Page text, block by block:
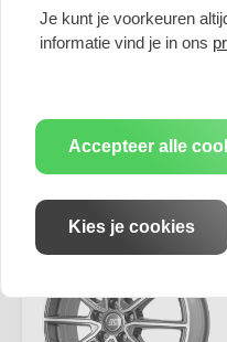
Satin zwart mat
(SBM) - 8J x 19inch
Prijs per stuk
Je kunt je voorkeuren
informatie vind je in ons
Accepteer alle
Kies je cookies